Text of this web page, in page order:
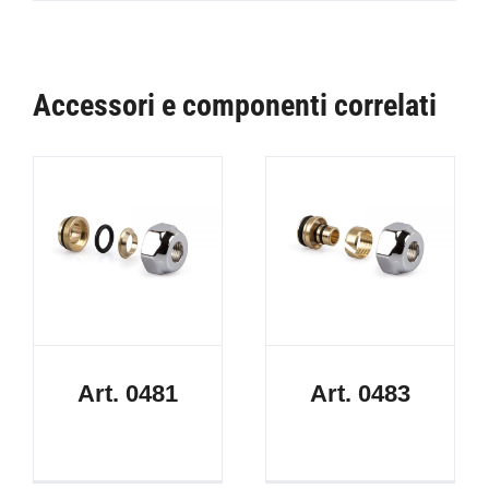
Accessori e componenti correlati
Art. 0481 Art. 0483